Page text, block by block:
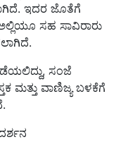
ಇದರ ಜೊತೆಗೆ
ಸಹ ಸಾವಿರಾರು
ಸಂಜೆ
ಮತ್ತು ವಾಣಿಜ್ಯ ಬಳಕೆಗೆ